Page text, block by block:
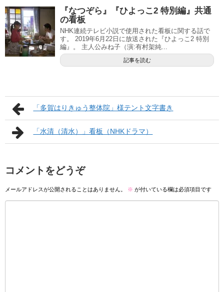
『なつぞら』『ひよっこ2 特別編』共通
の看板
NHK連続テレビ小説で使用された看板に関する話で
す。 2019年6月22日に放送された『ひよっこ2 特別
編』。 主人公みね子（演:有村架純...
記事を読む
「多賀はりきゅう整体院」様テント文字書き
「水清（清水）」看板（NHKドラマ）
コメントをどうぞ
メールアドレスが公開されることはありません。 ※ が付いている欄は必須項目です